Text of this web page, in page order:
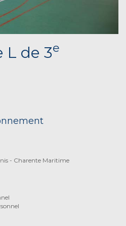
L de 3e
- Charente Maritime